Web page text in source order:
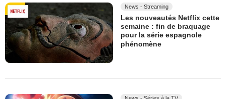
News - Streaming
Les nouveautés Netflix cette
semaine : fin de braquage
pour la série espagnole
phénomène